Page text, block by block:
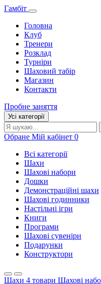
Гамбіт
Головна
Клуб
Тренери
Розклад
Турніри
Шаховий табір
Магазин
Контакти
Пробне заняття
Усі категорії
Пошук:
Обране Мій кабінет 0
Всі категорії
Шахи
Шахові набори
Дошки
Демонстраційні шахи
Шахові годинники
Настільні ігри
Книги
Програми
Шахові сувеніри
Подарунки
Конструктори
Шахи 4 товари Шахові